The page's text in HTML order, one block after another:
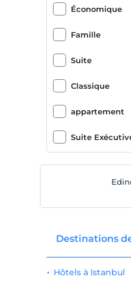
Fauteuil roulant
Économique
Famille
Suite
Classique
appartement
cercle
Suite Lune de
Destinations
Hôtels à Istanbul